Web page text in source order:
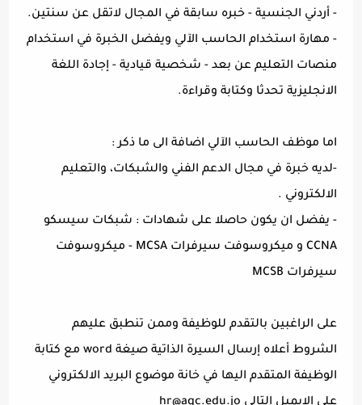
- أردني الجنسية - خبره سابقة في المجال لاتقل عن سنتين.
- مهارة استخدام الحاسب الآلي ويفضل الخبرة في استخدام
منصات التعليم عن بعد - شخصية قيادية - إجادة اللغة
الانجليزية تحدثا وكتابة وقراءة.
اما موظف الحاسب الآلي اضافة الى ما ذكر :
-لديه خبرة في مجال الدعم الفني والشبكات، والتعليم
الالكتروني .
- يفضل ان يكون حاصلا على شهادات : شبكات سيسكو
CCNA و ميكروسوفت سيرفرات MCSA - ميكروسوفت
سيرفرات MCSB
على الراغبين بالتقدم للوظيفة وممن تنطبق عليهم
الشروط أعلاه إرسال السيرة الذاتية صيغة word مع كتابة
الوظيفة المتقدم اليها في خانة موضوع البريد الالكتروني